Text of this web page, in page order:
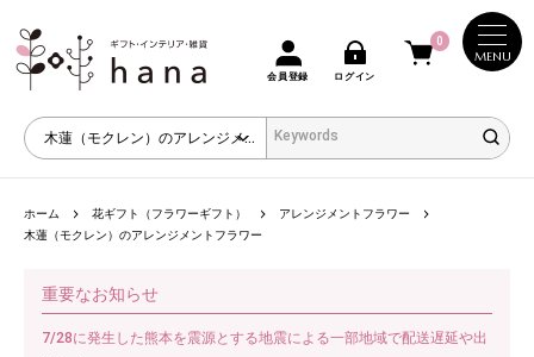
MENU
会員登録 ログイン
0
ホーム 花ギフト（フラワーギフト）
アレンジメントフラワー
木蓮（モクレン）のアレンジメントフラワー
重要なお知らせ
7/28に発生した熊本を震源とする地震による一部地域で配送遅延や出